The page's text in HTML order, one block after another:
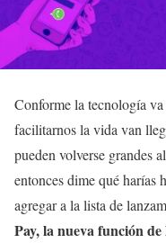
Conforme la tecnología
facilitarnos la vida van
pueden volverse grandes
entonces dime qué harías
agregar a la lista de
Pay, la nueva función